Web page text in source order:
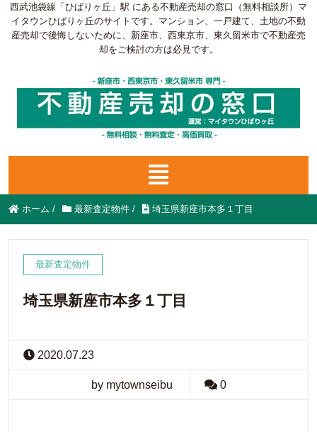
西武池袋線「ひばりヶ丘」駅 にある不動産売却の窓口（無料相談所）マ
イタウンひばりヶ丘のサイトです。マンション、一戸建て、土地の不動
産売却で後悔しないために、新座市、西東京市、東久留米市で不動産売
却をご検討の方は必見です。
ホーム / 最新査定物件 / 埼玉県新座市本多１丁目
最新査定物件
埼玉県新座市本多１丁目
2020.07.23
by mytownseibu 0